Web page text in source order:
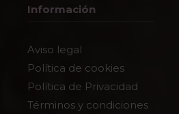
Información
Aviso legal
Política de cookies
Política de Privacidad
Términos y condiciones